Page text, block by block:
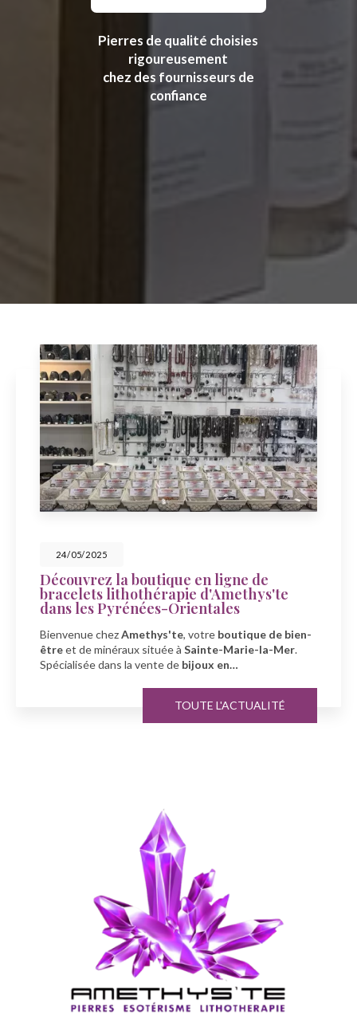
Pierres de qualité choisies
rigoureusement
chez des fournisseurs de
confiance
en ligne de
d'Amethys'te
boutique de bien-
Sainte-Marie-la-Mer.
bijoux en…
Célébrez la fête des
Amethys'te à
Amethys'te, votre
minérauxàSainte-